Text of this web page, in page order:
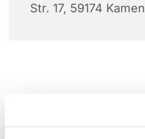
Str. 17, 59174 Kamen